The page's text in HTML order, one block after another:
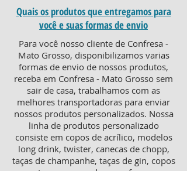
Para você nosso cliente de Confresa -
Mato Grosso, disponibilizamos varias
formas de envio de nossos produtos,
receba em Confresa - Mato Grosso sem
sair de casa, trabalhamos com as
melhores transportadoras para enviar
nossos produtos personalizados. Nossa
linha de produtos personalizado
consiste em copos de acrílico, modelos
long drink, twister, canecas de chopp,
taças de champanhe, taças de gin, copos
Quais os produtos que entregamos para
você e suas formas de envio